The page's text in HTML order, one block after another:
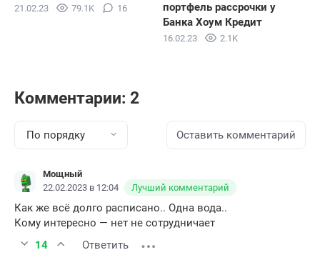
21.02.23 79.1K 16
портфель рассрочки у
Банка Хоум Кредит
16.02.23 2.1K
Комментарии: 2
По порядку Оставить комментарий
Мощный
22.02.2023 в 12:04
Лучший комментарий
Как же всё долго расписано.. Одна вода..
Кому интересно — нет не сотрудничает
14
Ответить